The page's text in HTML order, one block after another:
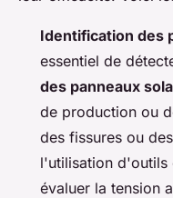
Identification des
essentiel de
des panneaux
de production ou
des fissures ou
l'utilisation d'outils
évaluer la tension